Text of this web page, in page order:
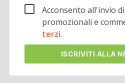
Acconsento all'invio
promozionali e
terzi.
ISCRIVITI ALLA